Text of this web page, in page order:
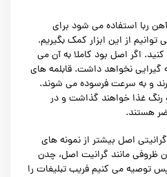
ربا استفاده می شود برای
از این ابزار کمک بگیریم.
کنید. اگر اصل بود کاملا به آن می
نخواهد داشت. قابلمه های
و به سرعت فرسوده می شوند.
رنگ غذا خواهند گذاشت و در
هستند.
اصل بیشتر از نمونه های
ظروفی مانند گرانیت اصل، چدن
توصیه می کنیم فریب تبلیغات را